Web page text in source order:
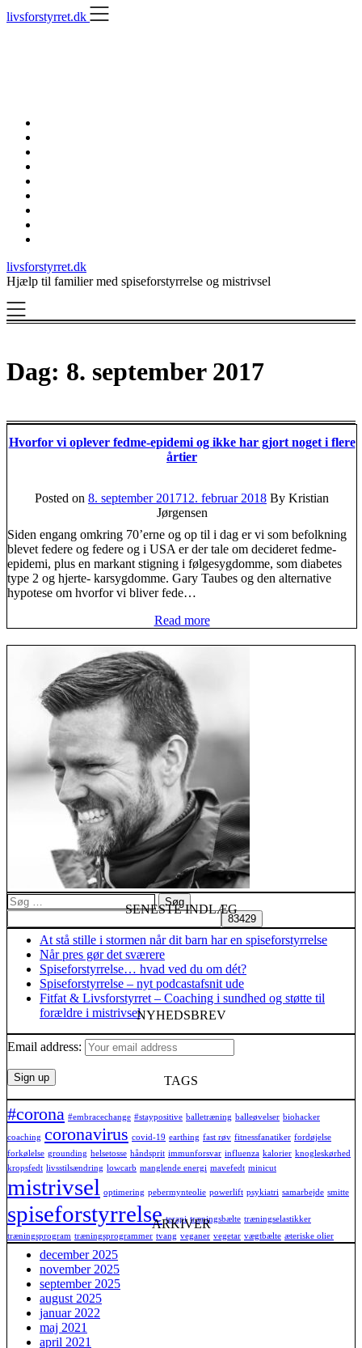
Skip
to
livsforstyrret.dk
livsforstyrret.dk
Hjælp til familier med spiseforstyrrelse og mistrivsel
Dag: 8. september 2017
Hvorfor vi oplever fedme-epidemi og ikke har gjort noget i flere
årtier
Posted on 8. september 201712. februar 2018 By Kristian
Jørgensen
Siden engang omkring 70’erne og op til i dag er vi som befolkning
blevet federe og federe og i USA er der tale om decideret fedme-
epidemi, plus en markant stigning i følgesygdomme, som diabetes
type 2 og hjerte- karsygdomme. Gary Taubes og den alternative
hypotese om hvorfor vi bliver fede…
Read more
Søg
efter:
SENESTE INDLÆG
At stå stille i stormen når dit barn har en spiseforstyrrelse
Når pres gør det sværere
Spiseforstyrrelse… hvad ved du om dét?
Spiseforstyrrelse – nyt podcastafsnit ude
Fitfat & Livsforstyrret – Coaching i sundhed og støtte til
forældre i mistrivselNYHEDSBREV
Email address:
TAGS
#corona #embracechange #staypositive balletræning balleøvelser biohacker
coaching coronavirus covid-19 earthing fast røv fitnessfanatiker fordøjelse
forkølelse grounding helsetosse håndsprit immunforsvar influenza kalorier knogleskørhed
kropsfedt livsstilsændring lowcarb manglende energi mavefedt minicut
mistrivsel optimering pebermynteolie powerlift psykiatri samarbejde smitte
spiseforstyrrelse terapi træningsbælte træningselastikker
træningsprogram træningsprogrammer tvang veganer vegetar vægtbælte æteriske olier
ARKIVER
december 2025
november 2025
september 2025
august 2025
januar 2022
maj 2021
april 2021